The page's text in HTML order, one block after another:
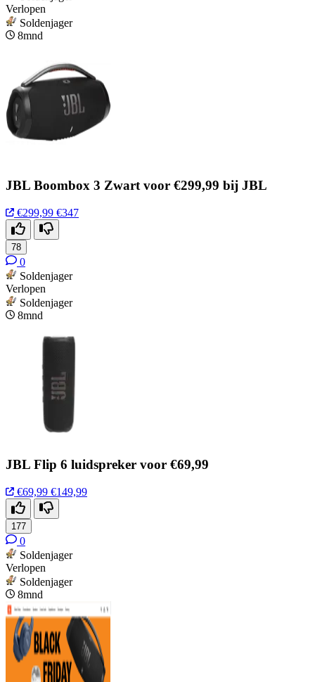
Verlopen
Soldenjager
8mnd
JBL Boombox 3 Zwart voor €299,99 bij JBL
€299,99 €347
78
0
Soldenjager
Verlopen
Soldenjager
8mnd
JBL Flip 6 luidspreker voor €69,99
€69,99 €149,99
177
0
Soldenjager
Verlopen
Soldenjager
8mnd